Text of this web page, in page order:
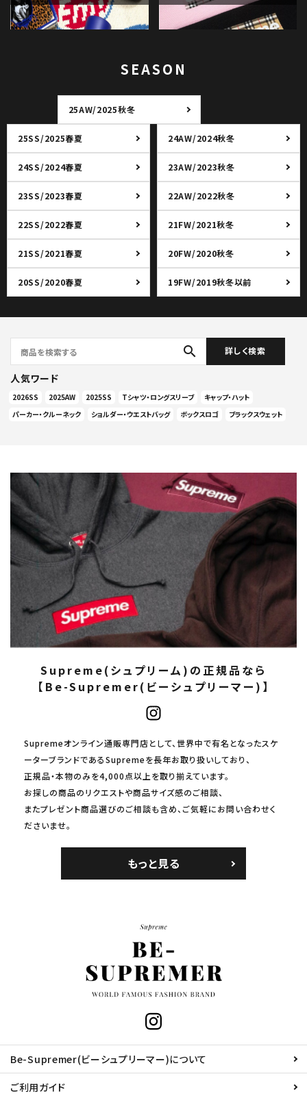
SEASON
25AW/2025秋冬
25SS/2025春夏 24AW/2024秋冬
24SS/2024春夏 23AW/2023秋冬
23SS/2023春夏 22AW/2022秋冬
22SS/2022春夏 21FW/2021秋冬
21SS/2021春夏 20FW/2020秋冬
20SS/2020春夏 19FW/2019秋冬以前
search 詳しく検索
人気ワード
2026SS 2025AW 2025SS Tシャツ・ロングスリーブ
キャップ・ハット
パーカー・クルーネック
ショルダー・ウエストバッグ ボックスロゴ ブラックスウェット
Supreme(シュプリーム)の正規品なら
【Be-Supremer(ビーシュプリーマー)】
Supremeオンライン通販専門店として、世界中で有名となったスケ
ーターブランドであるSupremeを長年お取り扱いしており、
正規品・本物のみを4,000点以上を取り揃えています。
お探しの商品のリクエストや商品サイズ感のご相談、
またプレゼント商品選びのご相談も含め、ご気軽にお問い合わせく
ださいませ。
もっと見る
Be-Supremer(ビーシュプリーマー)について
ご利用ガイド